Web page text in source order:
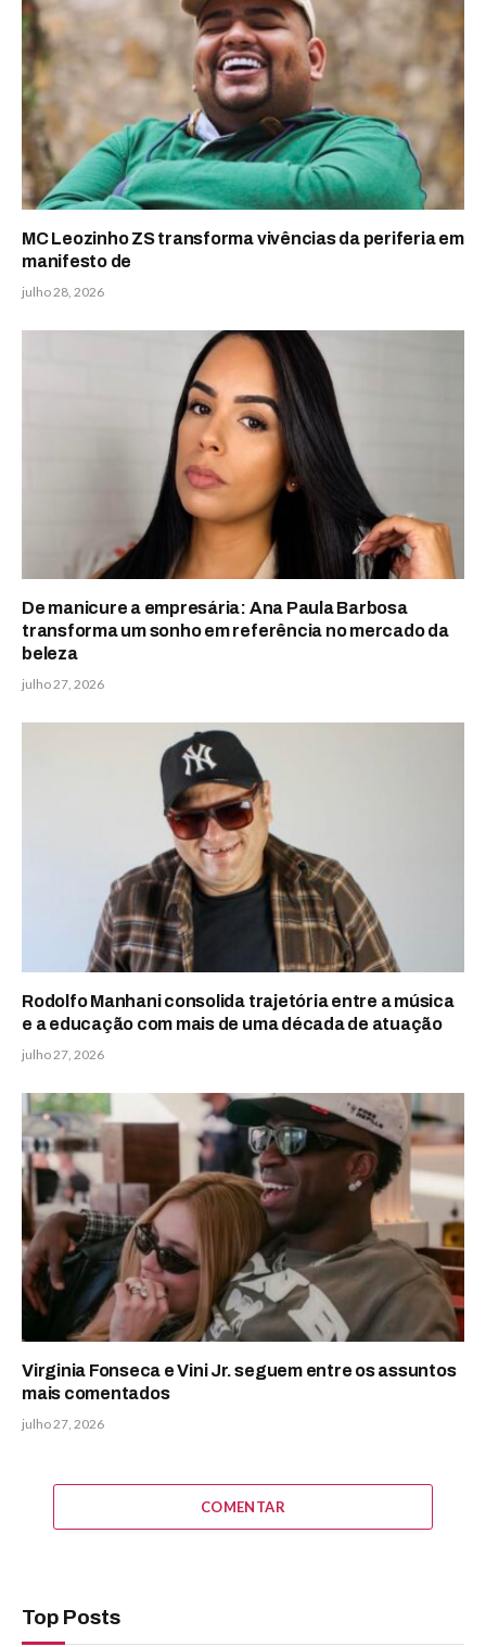
MC Leozinho ZS transforma vivências da periferia em
manifesto de
julho 28, 2026
De manicure a empresária: Ana Paula Barbosa
transforma um sonho em referência no mercado da
beleza
julho 27, 2026
Rodolfo Manhani consolida trajetória entre a música
e a educação com mais de uma década de atuação
julho 27, 2026
Virginia Fonseca e Vini Jr. seguem entre os assuntos
mais comentados
julho 27, 2026
COMENTAR
Top Posts